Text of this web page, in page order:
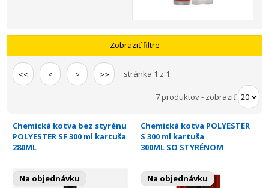
Zobraziť filtre
<< < > >> stránka 1 z 1
7 produktov- zobraziť
Chemická kotva bez styrénu
POLYESTER SF 300 ml kartuša
280ML
Na objednávku
Chemická kotva POLYESTER
S 300 ml kartuša
300ML SO STYRÉNOM
Na objednávku